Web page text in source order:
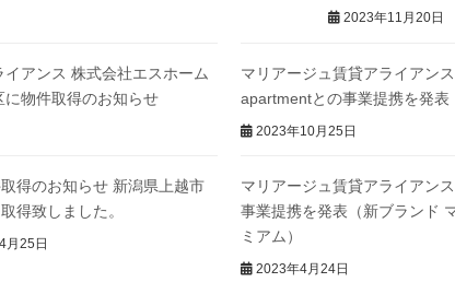
2023年11月20日
アンス 株式会社エスホーム
物件取得のお知らせ
マリアージュ賃貸アライアン
apartmentとの事業提携を発表
2023年10月25日
得のお知らせ 新潟県上越市
得致しました。
月25日
マリアージュ賃貸アライアン
事業提携を発表（新ブランド
ミアム）
2023年4月24日